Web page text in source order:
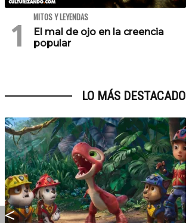
MITOS Y LEYENDAS
El mal de ojo en la creencia
popular
LO MÁS DESTACADO